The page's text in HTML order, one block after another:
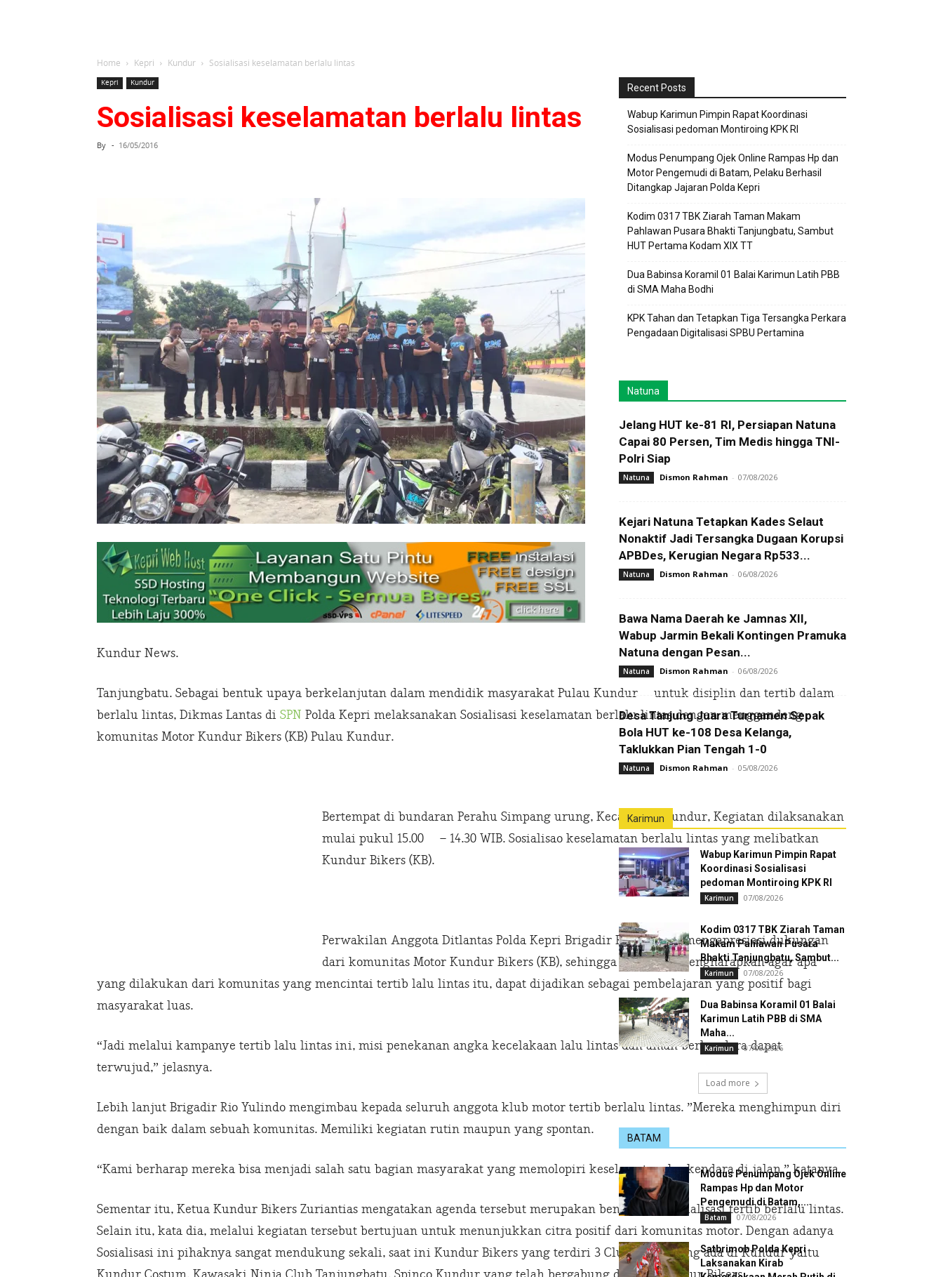
Home Kepri Kundur Sosialisasi keselamatan berlalu lintas
Kepri Kundur
Sosialisasi keselamatan berlalu lintas
By - 16/05/2016
Kundur News.
Tanjungbatu. Sebagai bentuk upaya berkelanjutan dalam mendidik masyarakat Pulau Kundur untuk disiplin dan tertib dalam
berlalu lintas, Dikmas Lantas di SPN Polda Kepri melaksanakan Sosialisasi keselamatan berlalu lintas dengan menggandeng
komunitas Motor Kundur Bikers (KB) Pulau Kundur.
Bertempat di bundaran Perahu Simpang urung, Kecamatan Kundur, Kegiatan dilaksanakan
mulai pukul 15.00 – 14.30 WIB. Sosialisao keselamatan berlalu lintas yang melibatkan
Kundur Bikers (KB).
Perwakilan Anggota Ditlantas Polda Kepri Brigadir Rio Yulindo mengapresiasi dukungan
dari komunitas Motor Kundur Bikers (KB), sehingga pihaknya mengharapkan agar apa
yang dilakukan dari komunitas yang mencintai tertib lalu lintas itu, dapat dijadikan sebagai pembelajaran yang positif bagi
masyarakat luas.
“Jadi melalui kampanye tertib lalu lintas ini, misi penekanan angka kecelakaan lalu lintas dan aman berkendara dapat
terwujud,” jelasnya.
Lebih lanjut Brigadir Rio Yulindo mengimbau kepada seluruh anggota klub motor tertib berlalu lintas. ”Mereka menghimpun diri
dengan baik dalam sebuah komunitas. Memiliki kegiatan rutin maupun yang spontan.
“Kami berharap mereka bisa menjadi salah satu bagian masyarakat yang memolopiri keselamatam berkendara di jalan,” katanya.
Sementar itu, Ketua Kundur Bikers Zuriantias mengatakan agenda tersebut merupakan bentuk dari sosialisasi tertib berlalu lintas.
Selain itu, kata dia, melalui kegiatan tersebut bertujuan untuk menunjukkan citra positif dari komunitas motor. Dengan adanya
Sosialisasi ini pihaknya sangat mendukung sekali, saat ini Kundur Bikers yang terdiri 3 Club motor yang ada di Kundur yaitu
Recent Posts
Wabup Karimun Pimpin Rapat Koordinasi
Sosialisasi pedoman Montiroing KPK RI
Modus Penumpang Ojek Online Rampas Hp dan
Motor Pengemudi di Batam, Pelaku Berhasil
Ditangkap Jajaran Polda Kepri
Kodim 0317 TBK Ziarah Taman Makam
Pahlawan Pusara Bhakti Tanjungbatu, Sambut
HUT Pertama Kodam XIX TT
Dua Babinsa Koramil 01 Balai Karimun Latih PBB
di SMA Maha Bodhi
KPK Tahan dan Tetapkan Tiga Tersangka Perkara
Pengadaan Digitalisasi SPBU Pertamina
Natuna
Jelang HUT ke-81 RI, Persiapan Natuna
Capai 80 Persen, Tim Medis hingga TNI-
Polri Siap
Natuna Dismon Rahman - 07/08/2026
Kejari Natuna Tetapkan Kades Selaut
Nonaktif Jadi Tersangka Dugaan Korupsi
APBDes, Kerugian Negara Rp533...
Natuna Dismon Rahman - 06/08/2026
Bawa Nama Daerah ke Jamnas XII,
Wabup Jarmin Bekali Kontingen Pramuka
Natuna dengan Pesan...
Natuna Dismon Rahman - 06/08/2026
Desa Tanjung Juara Turnamen Sepak
Bola HUT ke-108 Desa Kelanga,
Taklukkan Pian Tengah 1-0
Natuna Dismon Rahman - 05/08/2026
Karimun
Wabup Karimun Pimpin Rapat
Koordinasi Sosialisasi
pedoman Montiroing KPK RI
Karimun 07/08/2026
Kodim 0317 TBK Ziarah Taman
Makam Pahlawan Pusara
Bhakti Tanjungbatu, Sambut...
Karimun 07/08/2026
Dua Babinsa Koramil 01 Balai
Karimun Latih PBB di SMA
Maha...
Karimun 07/08/2026
Load more
BATAM
Modus Penumpang Ojek Online
Rampas Hp dan Motor
Pengemudi di Batam,...
Batam 07/08/2026
Satbrimob Polda Kepri
Laksanakan Kirab